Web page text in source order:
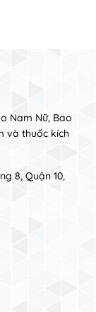
Nam Nữ, Bao
và thuốc kích
8, Quận 10,